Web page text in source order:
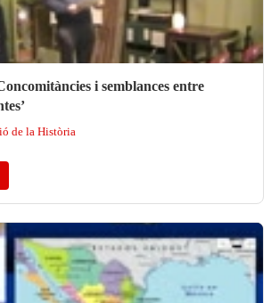
i semblances entre
de la Història